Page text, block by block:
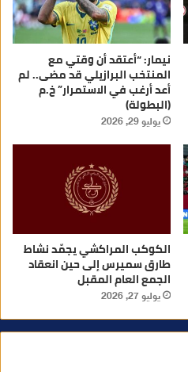
نيمار: “أعتقد أن وقتي مع
المنتخب البرازيلي قد مضى.. لم
أعد أرغب في الاستمرار” خ.م
(البطولة)
يوليو 29, 2026
الكوكب المراكشي يجمّد نشاط
طارق سميرس إلى حين انعقاد
الجمع العام المقبل
يوليو 27, 2026